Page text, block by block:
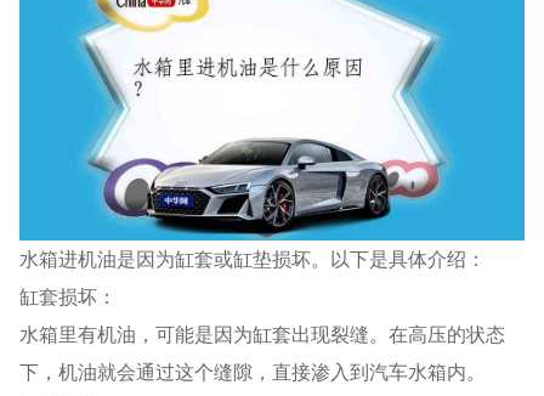
水箱进机油是因为缸套或缸垫损坏。以下是具体介绍：
缸套损坏：
水箱里有机油，可能是因为缸套出现裂缝。在高压的状态
下，机油就会通过这个缝隙，直接渗入到汽车水箱内。